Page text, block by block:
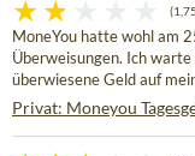
MoneYou hatte wohl am
Überweisungen. Ich
überwiesene Geld auf
Privat: Moneyou